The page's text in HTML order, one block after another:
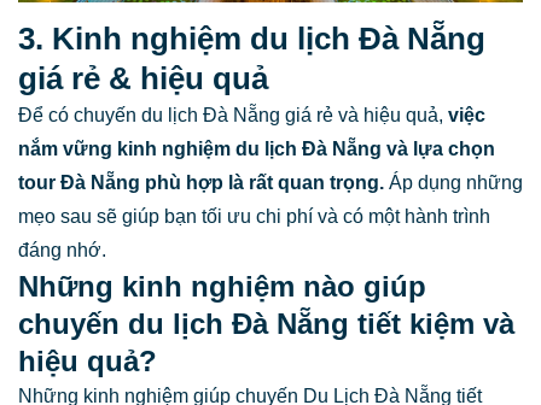
3. Kinh nghiệm du lịch Đà Nẵng
giá rẻ & hiệu quả
Để có chuyến du lịch Đà Nẵng giá rẻ và hiệu quả, việc
nắm vững kinh nghiệm du lịch Đà Nẵng và lựa chọn
tour Đà Nẵng phù hợp là rất quan trọng. Áp dụng những
mẹo sau sẽ giúp bạn tối ưu chi phí và có một hành trình
đáng nhớ.
Những kinh nghiệm nào giúp
chuyến du lịch Đà Nẵng tiết kiệm và
hiệu quả?
Những kinh nghiệm giúp chuyến Du Lịch Đà Nẵng tiết